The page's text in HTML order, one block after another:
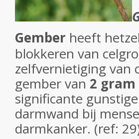
Gember heeft
blokkeren van
zelfvernietiging van
gember van 2 gram
significante
darmwand bij
darmkanker. (ref: